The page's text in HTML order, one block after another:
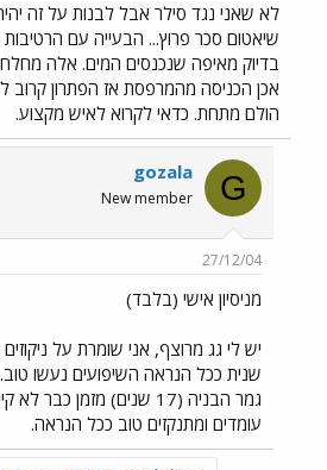
לא שאני נגד סילר אבל לבנות על זה
שיאטום סכר פרוץ... הבעייה עם
בדיוק מאיפה שנכנסים המים. אלה
אכן הכניסה מהמרפסת אז הפתרון קרוב
הולם מתחת. כדאי לקרוא לאיש מקצוע.
G
gozala
New member
27/12/04
מניסיון אישי (בלבד)
יש לי גג מרוצף, אני שומרת על
שנית ככל הנראה השיפועים נעשו
גמר הבניה (17 שנים) מזמן
עומדים ומתנקזים טוב ככל הנראה.